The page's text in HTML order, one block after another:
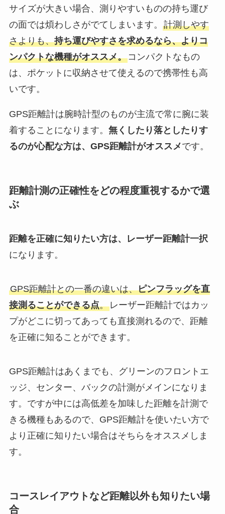
サイズが大きい場合、測りやすいものの持ち運び
の面では煩わしさがでてしまいます。 計測しやす
さよりも、持ち運びやすさを求めるなら、よりコ
ンパクトな機種がオススメ。コンパクトなもの
は、ポケットに収納させて使えるので携帯性も高
いです。
GPS距離計は腕時計型のものが主流で常に腕に装
着することになります。 無くしたり落としたりす
るのが心配な方は、GPS距離計がオススメです。
距離計測の正確性をどの程度重視するかで選
ぶ
距離を正確に知りたい方は、レーザー距離計一択
になります。
GPS距離計との一番の違いは、ピンフラッグを直
接測ることができる点。レーザー距離計ではカッ
プがどこに切ってあっても直接測れるので、距離
を正確に知ることができます。
GPS距離計はあくまでも、グリーンのフロントエ
ッジ、センター、バックの計測がメインになりま
す。ですが中には高低差を加味した距離を計測で
きる機種もあるので、GPS距離計を使いたい方で
より正確に知りたい場合はそちらをオススメしま
す。
コースレイアウトなど距離以外も知りたい場
合